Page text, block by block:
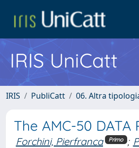
IRIS UniCatt
IRIS PubliCatt 06. Altra
The AMC-50 DATA
Forchini, Pierfranca Primo ;